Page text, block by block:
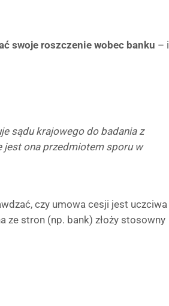
swoje roszczenie wobec banku – i
sądu krajowego do badania z
jest ona przedmiotem sporu w
czy umowa cesji jest uczciwa
ze stron (np. bank) złoży stosowny